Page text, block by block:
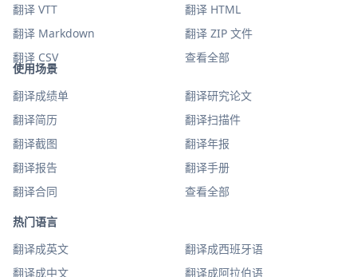
使用场景
翻译成绩单
翻译研究论文
翻译简历
翻译扫描件
翻译截图
翻译年报
翻译报告
翻译手册
翻译合同
查看全部
热门语言
翻译成英文
翻译成西班牙语
翻译成中文
翻译成阿拉伯语
翻译 VTT
翻译 HTML
翻译 Markdown
翻译 ZIP 文件
翻译 CSV
查看全部